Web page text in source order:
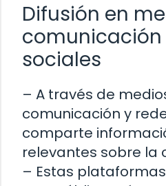
Difusión en
comunicación
sociales
– A través de
comunicación y
comparte
relevantes sobre la
– Estas